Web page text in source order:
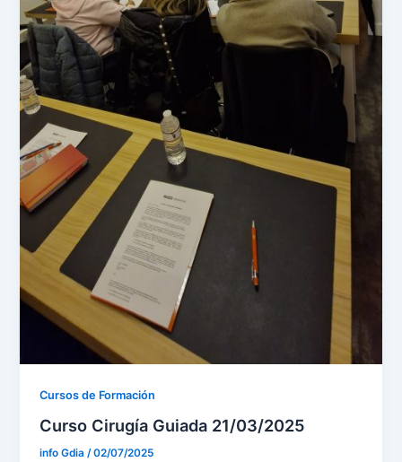
Cursos de Formación
Curso Cirugía Guiada 21/03/2025
info Gdia/02/07/2025